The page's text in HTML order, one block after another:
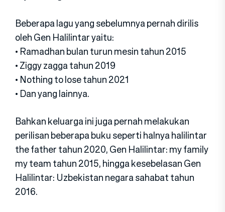
Beberapa lagu yang sebelumnya pernah dirilis
oleh Gen Halilintar yaitu:
• Ramadhan bulan turun mesin tahun 2015
• Ziggy zagga tahun 2019
• Nothing to lose tahun 2021
• Dan yang lainnya.
Bahkan keluarga ini juga pernah melakukan
perilisan beberapa buku seperti halnya halilintar
the father tahun 2020, Gen Halilintar: my family
my team tahun 2015, hingga kesebelasan Gen
Halilintar: Uzbekistan negara sahabat tahun
2016.